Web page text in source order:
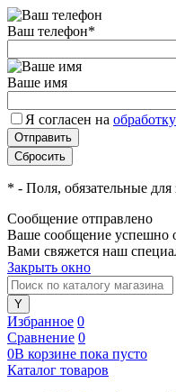
Ваш телефон*
Ваше имя
Я согласен на
* - Поля, обязательные для
Сообщение отправлено
Ваше сообщение успешно
Вами свяжется наш
Закрыть окно
Избранное 0
Сравнение 0
0В корзине пока пусто
Каталог товаров